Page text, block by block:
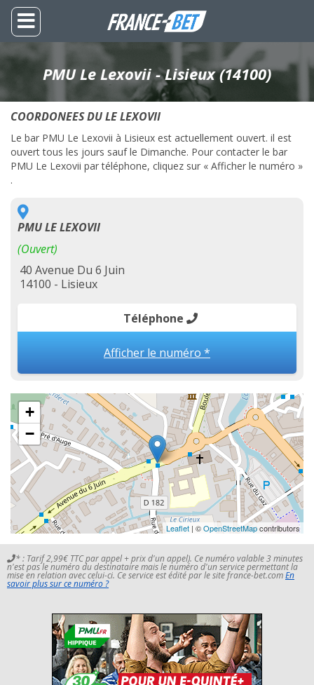
PMU Le Lexovii - Lisieux (14100)
COORDONEES DU LE LEXOVII
Le bar PMU Le Lexovii à Lisieux est actuellement ouvert. il est
ouvert tous les jours sauf le Dimanche. Pour contacter le bar
PMU Le Lexovii par téléphone, cliquez sur « Afficher le numéro »
.
PMU LE LEXOVII
(Ouvert)
40 Avenue Du 6 Juin
14100 - Lisieux
Téléphone
Afficher le numéro *
+
−
Leaflet | ©OpenStreetMapcontributors
* : Tarif 2,99€ TTC par appel + prix d'un appel). Ce numéro valable 3 minutes
n'est pas le numéro du destinataire mais le numéro d'un service permettant la
mise en relation avec celui-ci. Ce service est édité par le site france-bet.comEn
savoir plus sur ce numéro ?